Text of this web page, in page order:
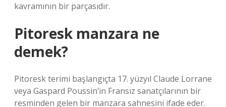
kavramının bir parçasıdır.
Pitoresk manzara ne
demek?
Pitoresk terimi başlangıçta 17. yüzyıl Claude Lorrane
veya Gaspard Poussin’in Fransız sanatçılarının bir
resminden gelen bir manzara sahnesini ifade eder.